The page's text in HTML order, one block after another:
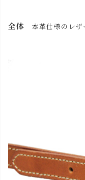
全体 本革仕様のレザ